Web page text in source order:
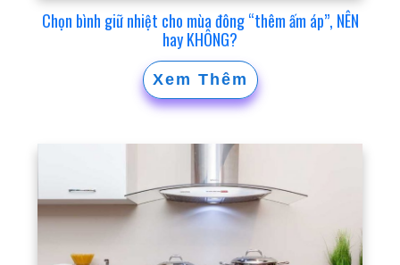
Chọn bình giữ nhiệt cho mùa đông “thêm ấm áp”, NÊN
hay KHÔNG?
Xem Thêm